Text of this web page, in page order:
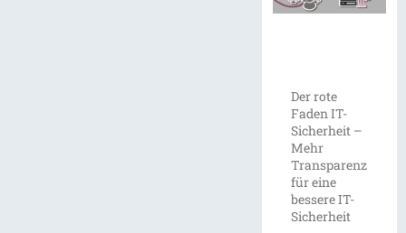
Der rote
Faden IT-
Sicherheit –
Mehr
Transparenz
für eine
bessere IT-
Sicherheit